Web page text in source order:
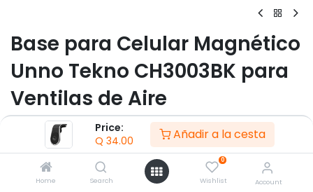
Price:
Q 34.00 Añadir a la cesta
Home Search
0
Wishlist Account
Base para Celular Magnético
Unno Tekno CH3003BK para
Ventilas de Aire
Acondicionado
(0 reseña)
- Soporta teléfonos de hasta 1,1 libras